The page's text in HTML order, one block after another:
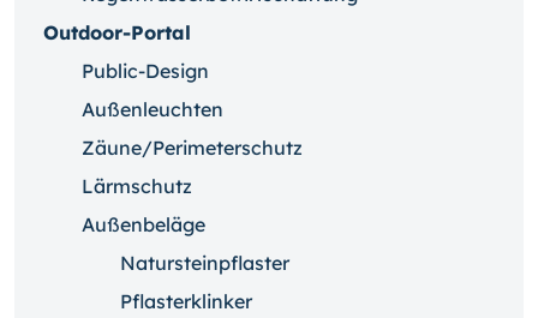
Outdoor-Portal
Public-Design
Außenleuchten
Zäune/Perimeterschutz
Lärmschutz
Außenbeläge
Natursteinpflaster
Pflasterklinker